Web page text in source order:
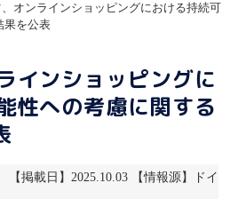
、オンラインショッピングにおける持続可
果を公表
インショッピングに
性への考慮に関する
【掲載日】2025.10.03 【情報源】ドイ